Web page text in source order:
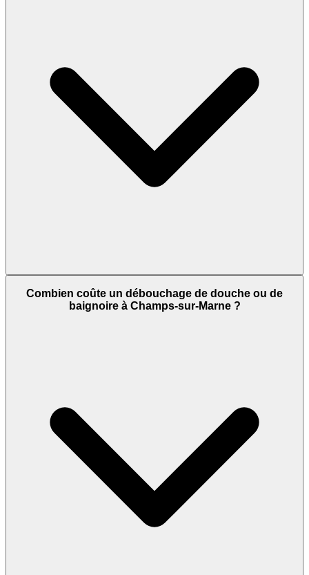
Combien coûte un débouchage de douche ou de
baignoire à Champs-sur-Marne ?